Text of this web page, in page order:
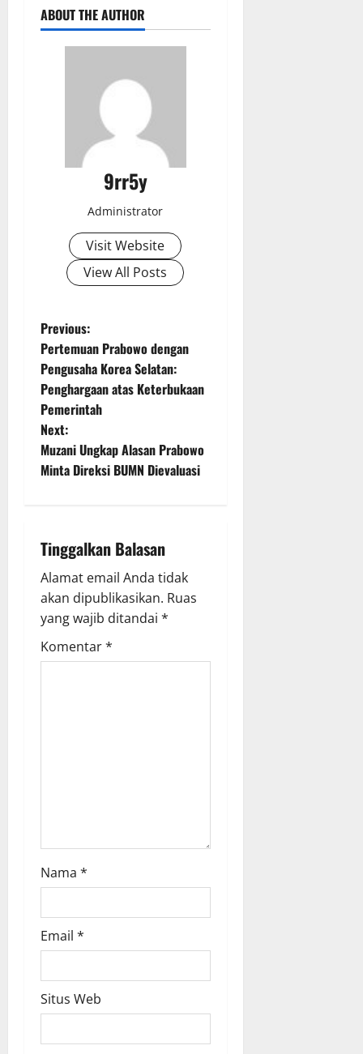
ABOUT THE AUTHOR
9rr5y
Administrator
Visit Website
View All Posts
P
o
s
t
n
v
i
g
a
t
Previous:
Pertemuan Prabowo dengan
Pengusaha Korea Selatan:
Penghargaan atas Keterbukaan
Pemerintah
Next:
Muzani Ungkap Alasan Prabowo
Minta Direksi BUMN Dievaluasi
Tinggalkan Balasan
Alamat email Anda tidak
akan dipublikasikan. Ruas
yang wajib ditandai *
Komentar*
Nama *
Email *
Situs Web